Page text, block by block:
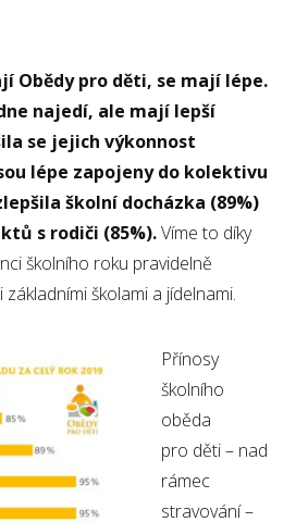
Obědy pro děti, se mají lépe.
najedí, ale mají lepší
se jejich výkonnost
lépe zapojeny do kolektivu
školní docházka (89%)
s rodiči (85%).Víme to díky
školního roku pravidelně
školami a jídelnami.
Přínosy
školního
oběda
pro děti – nad
rámec
stravování –